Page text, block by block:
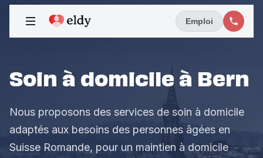
Emploi
Soin à domicile à Bern
Nous proposons des services de soin à domicile
adaptés aux besoins des personnes âgées en
Suisse Romande, pour un maintien à domicile